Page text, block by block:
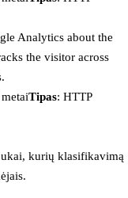
Analytics about the
the visitor across
Tipas: HTTP
kurių klasifikavimą